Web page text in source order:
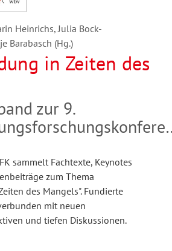
Heinrichs, Julia Bock-
Barabasch (Hg.)
in Zeiten des
zur 9.
sammelt Fachtexte, Keynotes
zum Thema
des Mangels". Fundierte
mit neuen
und tiefen Diskussionen.